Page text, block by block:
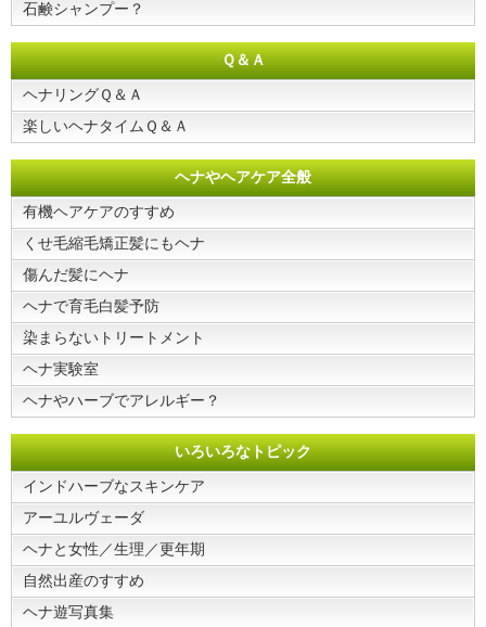
石鹸シャンプー？
Ｑ＆Ａ
ヘナリングＱ＆Ａ
楽しいヘナタイムＱ＆Ａ
ヘナやヘアケア全般
有機ヘアケアのすすめ
くせ毛縮毛矯正髪にもヘナ
傷んだ髪にヘナ
ヘナで育毛白髪予防
染まらないトリートメント
ヘナ実験室
ヘナやハーブでアレルギー？
いろいろなトピック
インドハーブなスキンケア
アーユルヴェーダ
ヘナと女性／生理／更年期
自然出産のすすめ
ヘナ遊写真集